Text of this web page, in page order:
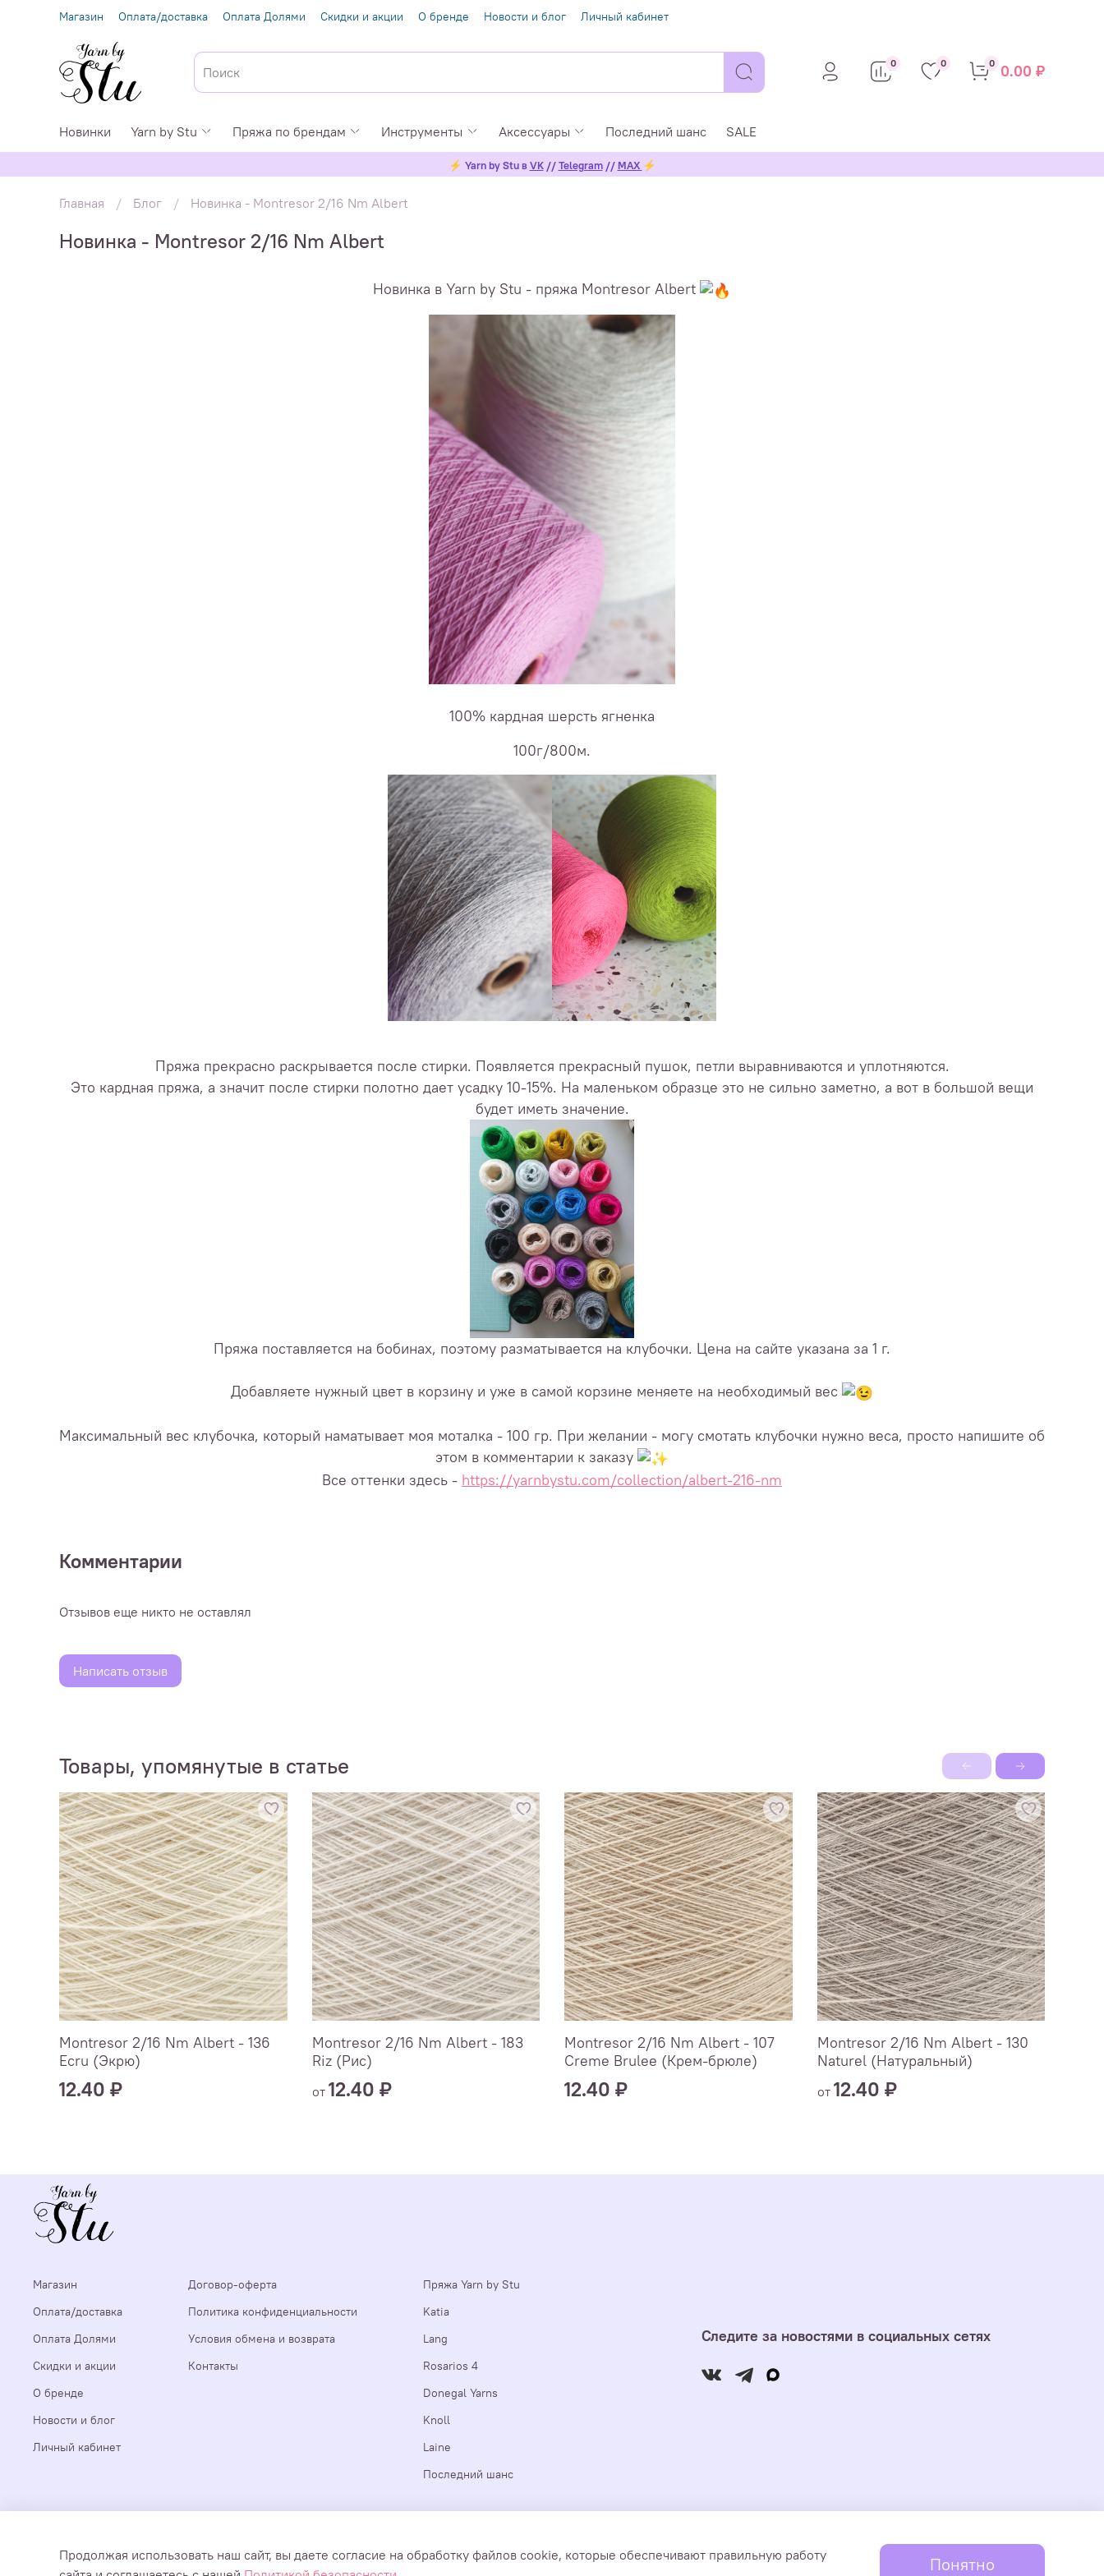
Магазин Оплата/доставка Оплата Долями Скидки и акции О бренде Новости и блог Личный кабинет
0 0 0 0.00 ₽
Новинки Yarn by Stu Пряжа по брендам Инструменты Аксессуары Последний шанс SALE
⚡ Yarn by Stu вVK//Telegram// MAX ⚡
Главная Блог Новинка - Montresor 2/16 Nm Albert
Новинка - Montresor 2/16 Nm Albert
Новинка в Yarn by Stu - пряжа Montresor Albert
100% кардная шерсть ягненка
100г/800м.
Пряжа прекрасно раскрывается после стирки. Появляется прекрасный пушок, петли выравниваются и уплотняются.
Это кардная пряжа, а значит после стирки полотно дает усадку 10-15%. На маленьком образце это не сильно заметно, а вот в большой вещи
будет иметь значение.
Пряжа поставляется на бобинах, поэтому разматывается на клубочки. Цена на сайте указана за 1 г.
Добавляете нужный цвет в корзину и уже в самой корзине меняете на необходимый вес
Максимальный вес клубочка, который наматывает моя моталка - 100 гр. При желании - могу смотать клубочки нужно веса, просто напишите об
этом в комментарии к заказу
Все оттенки здесь - https://yarnbystu.com/collection/albert-216-nm
Комментарии
Отзывов еще никто не оставлял
Написать отзыв
Товары, упомянутые в статье
Montresor 2/16 Nm Albert - 136
Ecru (Экрю)
12.40 ₽
Montresor 2/16 Nm Albert - 183
Riz (Рис)
от 12.40 ₽
Montresor 2/16 Nm Albert - 107
Creme Brulee (Крем-брюле)
12.40 ₽
Montresor 2/16 Nm Albert - 130
Naturel (Натуральный)
от 12.40 ₽
Магазин
Оплата/доставка
Оплата Долями
Скидки и акции
О бренде
Новости и блог
Личный кабинет
Договор-оферта
Политика конфиденциальности
Условия обмена и возврата
Контакты
Пряжа Yarn by Stu
Katia
Lang
Rosarios 4
Donegal Yarns
Knoll
Laine
Последний шанс
Следите за новостями в социальных сетях
Все документы, мультимедиа и тексты, размещенные на сайте https://yarnbystu.com, являются авторскими и принадлежат ИП Ступиной Юлии Сергеевне. Информация и товары
предоставляются покупателям только для личного использования. Yarn by Stu 2018-2026
Продолжая использовать наш сайт, вы даете согласие на обработку файлов cookie, которые обеспечивают правильную работу
Понятно